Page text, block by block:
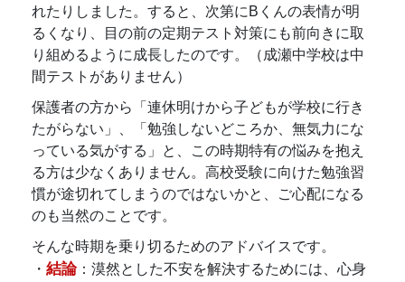
れたりしました。すると、次第にBくんの表情が明
るくなり、目の前の定期テスト対策にも前向きに取
り組めるように成長したのです。（成瀬中学校は中
間テストがありません）
保護者の方から「連休明けから子どもが学校に行き
たがらない」、「勉強しないどころか、無気力にな
っている気がする」と、この時期特有の悩みを抱え
る方は少なくありません。高校受験に向けた勉強習
慣が途切れてしまうのではないかと、ご心配になる
のも当然のことです。
そんな時期を乗り切るためのアドバイスです。
・ 結論：漠然とした不安を解決するためには、心身